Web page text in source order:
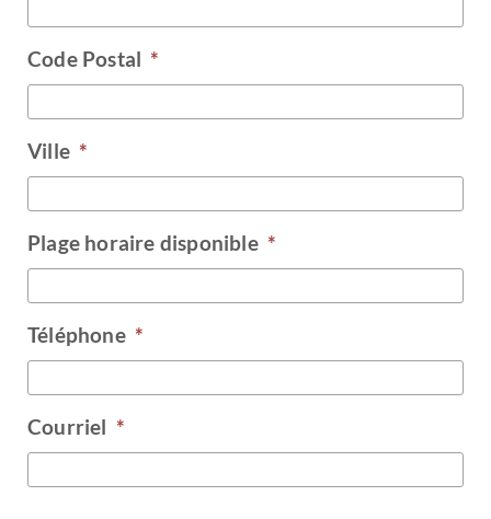
Code Postal *
Ville *
Plage horaire disponible *
Téléphone *
Courriel *